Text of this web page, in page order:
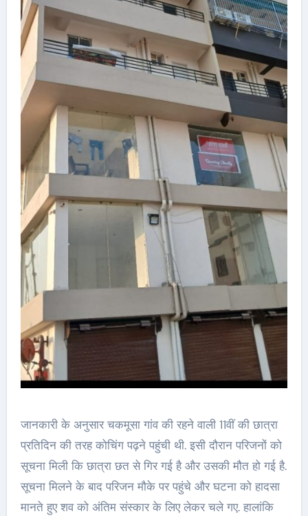
जानकारी के अनुसार चकमूसा गांव की रहने वाली 11वीं की छात्रा
प्रतिदिन की तरह कोचिंग पढ़ने पहुंची थी. इसी दौरान परिजनों को
सूचना मिली कि छात्रा छत से गिर गई है और उसकी मौत हो गई है.
सूचना मिलने के बाद परिजन मौके पर पहुंचे और घटना को हादसा
मानते हुए शव को अंतिम संस्कार के लिए लेकर चले गए. हालांकि